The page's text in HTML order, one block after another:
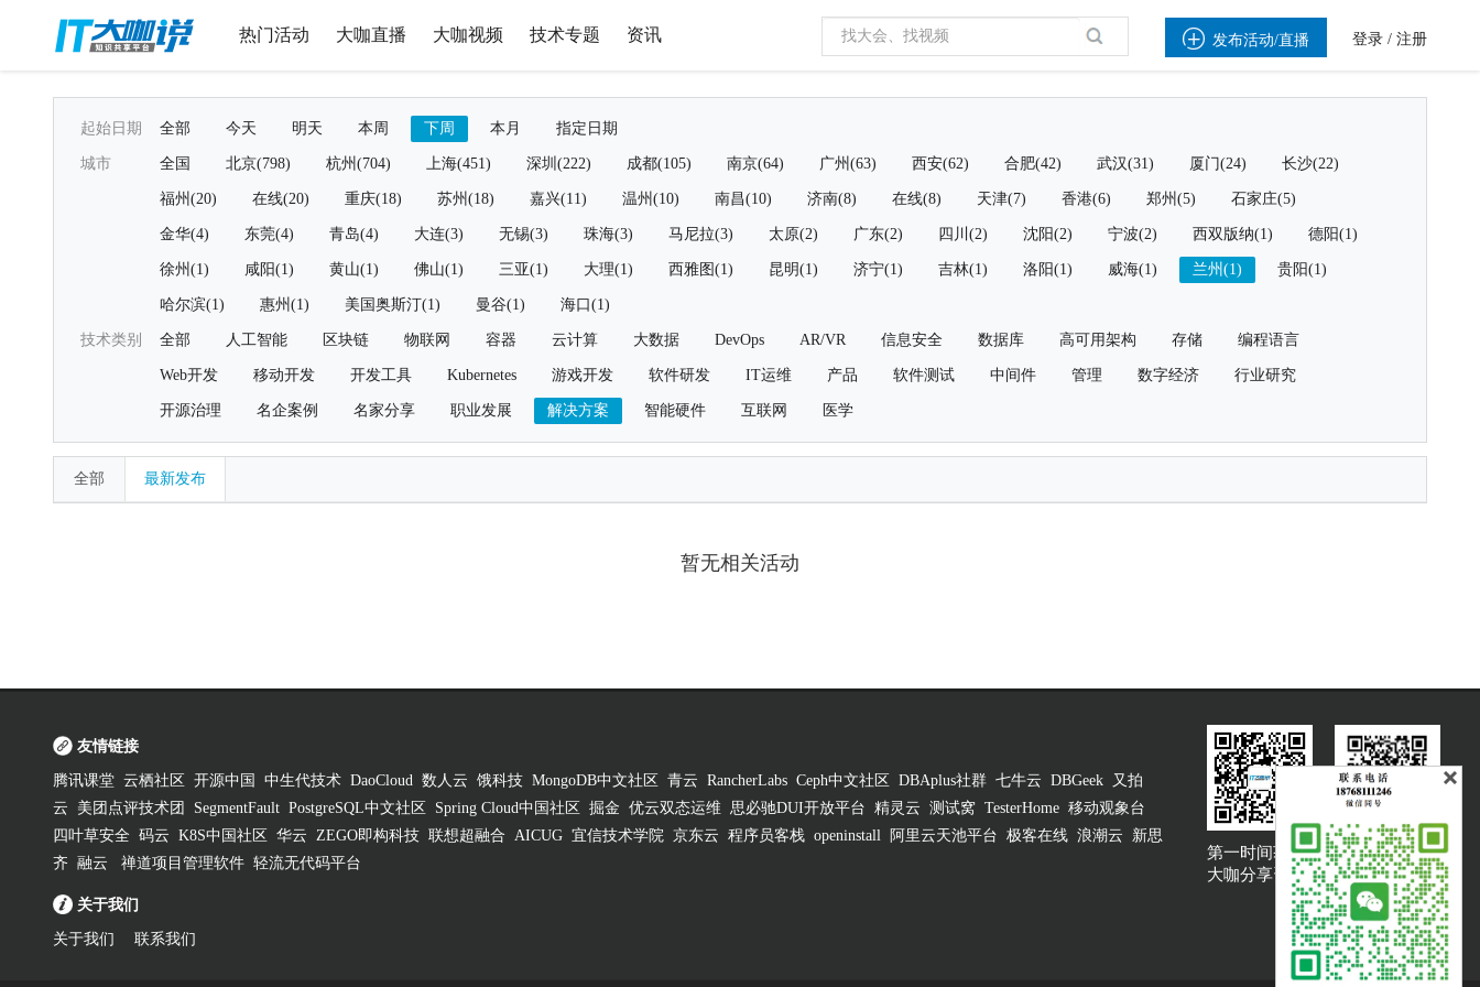
热门活动 大咖直播 大咖视频 技术专题 资讯  发布活动/直播 登录 / 注册
起始日期 全部 今天 明天 本周 下周 本月 指定日期
城市 全国 北京(798) 杭州(704) 上海(451) 深圳(222) 成都(105) 南京(64) 广州(63) 西安(62) 合肥(42) 武汉(31) 厦门(24) 长沙(22)
福州(20) 在线(20) 重庆(18) 苏州(18) 嘉兴(11) 温州(10) 南昌(10) 济南(8) 在线(8) 天津(7) 香港(6) 郑州(5) 石家庄(5)
金华(4) 东莞(4) 青岛(4) 大连(3) 无锡(3) 珠海(3) 马尼拉(3) 太原(2) 广东(2) 四川(2) 沈阳(2) 宁波(2) 西双版纳(1) 德阳(1)
徐州(1) 咸阳(1) 黄山(1) 佛山(1) 三亚(1) 大理(1) 西雅图(1) 昆明(1) 济宁(1) 吉林(1) 洛阳(1) 威海(1) 兰州(1) 贵阳(1)
哈尔滨(1) 惠州(1) 美国奥斯汀(1) 曼谷(1) 海口(1)
技术类别 全部 人工智能 区块链 物联网 容器 云计算 大数据 DevOps AR/VR 信息安全 数据库 高可用架构 存储 编程语言
Web开发 移动开发 开发工具 Kubernetes 游戏开发 软件研发 IT运维 产品 软件测试 中间件 管理 数字经济 行业研究
开源治理 名企案例 名家分享 职业发展 解决方案 智能硬件 互联网 医学
全部 最新发布
暂无相关活动
友情链接
腾讯课堂 云栖社区 开源中国 中生代技术 DaoCloud 数人云 饿科技 MongoDB中文社区 青云 RancherLabs Ceph中文社区 DBAplus社群 七牛云 DBGeek
又拍
云
美团点评技术团 SegmentFault PostgreSQL中文社区 Spring Cloud中国社区 掘金 优云双态运维 思必驰DUI开放平台 精灵云 测试窝 TesterHome 移动观象台
四叶草安全 码云 K8S中国社区 华云 ZEGO即构科技 联想超融合 AICUG 宜信技术学院 京东云 程序员客栈 openinstall 阿里云天池平台 极客在线 浪潮云
新思
齐 融云 禅道项目管理软件 轻流无代码平台
关于我们
关于我们 联系我们
第一时间获取
大咖分享资讯
大咖说吐槽客服